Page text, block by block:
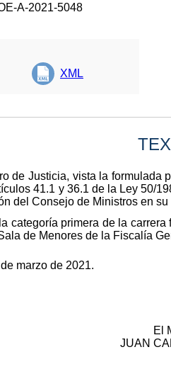
A-2021-5048
XML
de Justicia, vista la
41.1 y 36.1 de la Ley 50/
del Consejo de Ministros en
categoría primera de la
de Menores de la Fiscalía
marzo de 2021.
El
JUAN